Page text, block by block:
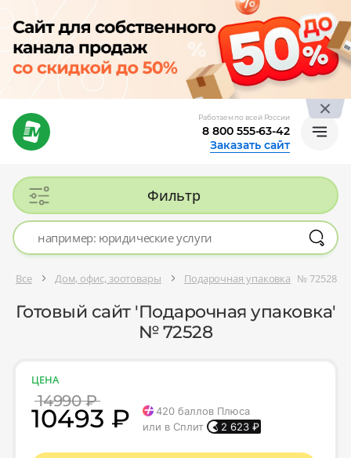
Работаем по всей России
8 800 555-63-42
Заказать сайт
Фильтр
Все Дом, офис, зоотовары Подарочная упаковка № 72528
Готовый сайт 'Подарочная упаковка'
№ 72528
ЦЕНА
14990 ₽
10493 ₽ 420 баллов Плюса
или в Сплит
2 623 ₽